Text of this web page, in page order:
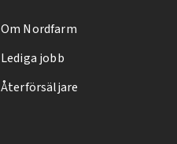
Om Nordfarm
Lediga jobb
Återförsäljare